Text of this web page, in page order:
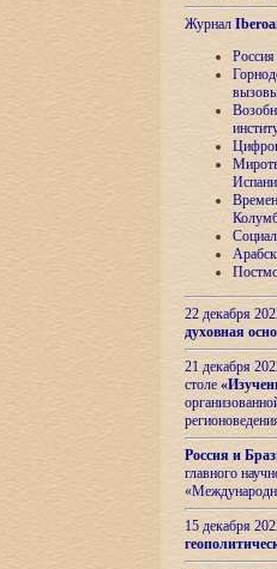
Журнал
22 декабря
духовная
21 декабря
столе
Россия и
главного
15 декабря